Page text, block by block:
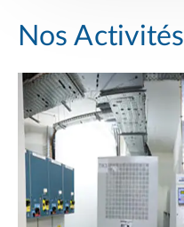
Nos Activités